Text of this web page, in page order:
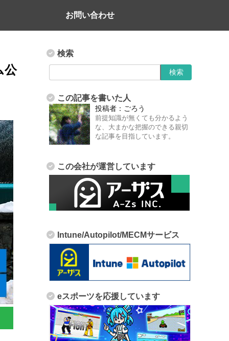
お問い合わせ
公
検索
この記事を書いた人
投稿者： ごろう
前提知識が無くても分かるよう
な、大まかな把握のできる親切
な記事を目指しています。
この会社が運営しています
Intune/Autopilot/MECMサービス
eスポーツを応援しています